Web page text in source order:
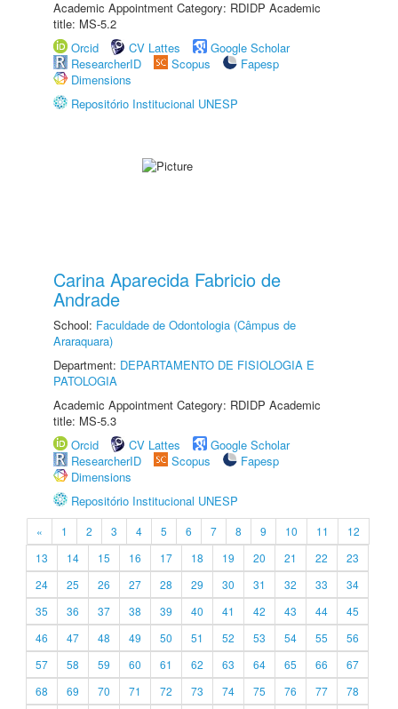
Academic Appointment Category: RDIDP Academic
title: MS-5.2
Orcid
CV Lattes
Google Scholar
ResearcherID
Scopus
Fapesp
Dimensions
Repositório Institucional UNESP
Carina Aparecida Fabricio de
Andrade
School: Faculdade de Odontologia (Câmpus de
Araraquara)
Department: DEPARTAMENTO DE FISIOLOGIA E
PATOLOGIA
Academic Appointment Category: RDIDP Academic
title: MS-5.3
Orcid
CV Lattes
Google Scholar
ResearcherID
Scopus
Fapesp
Dimensions
Repositório Institucional UNESP
« 1 2 3 4 5 6 7 8 9 10 11
12
13
14 15 16 17 18 19 20 21 22
23
24
25 26 27 28 29 30 31 32 33
34
35
36 37 38 39 40 41 42 43 44
45
46
47 48 49 50 51 52 53 54 55
56
57
58 59 60 61 62 63 64 65 66
67
68
69 70 71 72 73 74 75 76 77
78